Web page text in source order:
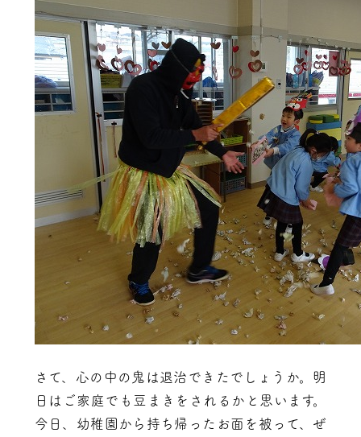
さて、心の中の鬼は退治できたでしょうか。明
日はご家庭でも豆まきをされるかと思います。
今日、幼稚園から持ち帰ったお面を被って、ぜ